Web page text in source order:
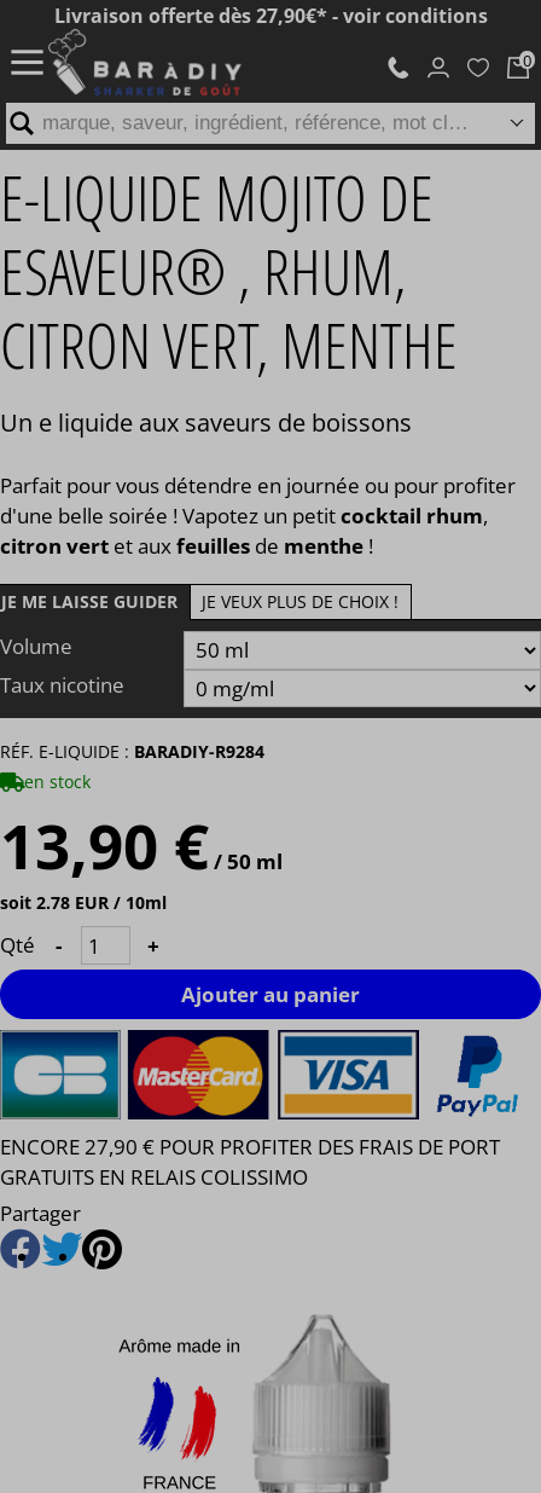
E-LIQUIDE MOJITO DE
ESAVEUR® , RHUM,
CITRON VERT, MENTHE
Un e liquide aux saveurs de boissons
Parfait pour vous détendre en journée ou pour profiter
d'une belle soirée ! Vapotez un petitcocktail rhum,
citron vert et auxfeuilles de menthe !
JE ME LAISSE GUIDER JE VEUX PLUS DE CHOIX !
Volume
Taux nicotine
RÉF. E-LIQUIDE : BARADIY-R9284
en stock
13,90 €/ 50 ml
soit 2.78 EUR / 10ml
Qté -
+
Ajouter au panier
ENCORE 27,90 € POUR PROFITER DES FRAIS DE PORT
GRATUITS EN RELAIS COLISSIMO
Partager
Livraison offerte dès 27,90€* - voir conditions
marque, saveur, ingrédient, référence, mot clé...